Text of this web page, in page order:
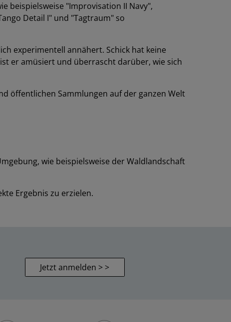
beispielsweise "Improvisation II Navy",
Detail I" und "Tagtraum" so
experimentell annähert. Schick hat keine
er amüsiert und überrascht darüber, wie sich
öffentlichen Sammlungen auf der ganzen Welt
wie beispielsweise der Waldlandschaft
Ergebnis zu erzielen.
Jetzt anmelden > >